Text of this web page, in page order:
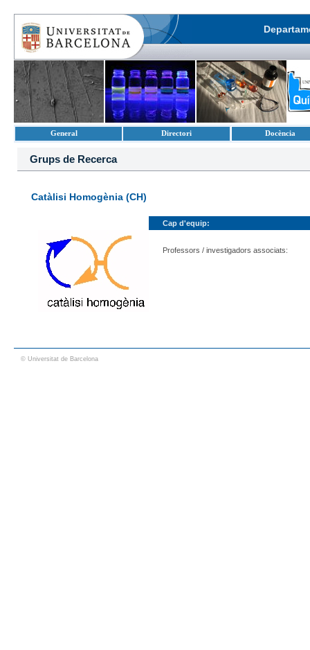
General Directori Docència
Grups de Recerca
Catàlisi Homogènia (CH)
Cap d'equip:
Professors / investigadors associats:
© Universitat de Barcelona